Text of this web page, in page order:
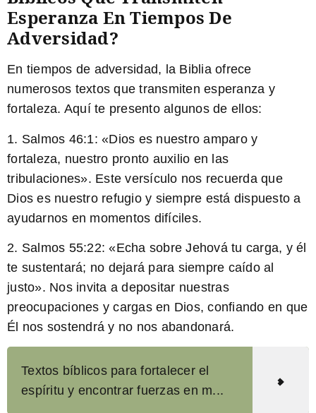
Esperanza En Tiempos De
Adversidad?
En tiempos de adversidad, la Biblia ofrece
numerosos textos que transmiten esperanza y
fortaleza. Aquí te presento algunos de ellos:
1. Salmos 46:1: «Dios es nuestro amparo y
fortaleza, nuestro pronto auxilio en las
tribulaciones». Este versículo nos recuerda que
Dios es nuestro refugio y siempre está dispuesto a
ayudarnos en momentos difíciles.
2. Salmos 55:22: «Echa sobre Jehová tu carga, y él
te sustentará; no dejará para siempre caído al
justo». Nos invita a depositar nuestras
preocupaciones y cargas en Dios, confiando en que
Él nos sostendrá y no nos abandonará.
Textos bíblicos para fortalecer el
espíritu y encontrar fuerzas en m...